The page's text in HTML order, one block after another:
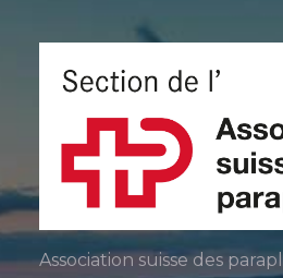
Association suisse des